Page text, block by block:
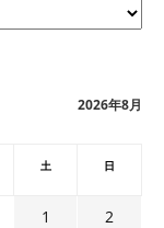
2026年8月
土 日
1
2